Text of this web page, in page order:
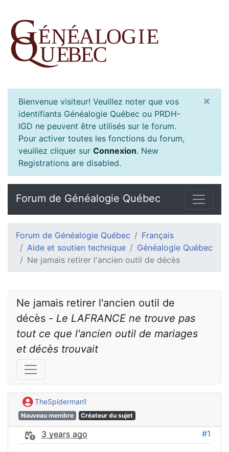
Bienvenue visiteur! Veuillez noter que vos
identifiants Généalogie Québec ou PRDH-
IGD ne peuvent être utilisés sur le forum.
Pour activer toutes les fonctions du forum,
veuillez cliquer sur Connexion. New
Registrations are disabled.
×
Forum de Généalogie Québec
Forum de Généalogie Québec
Français
Aide et soutien technique
Généalogie Québec
Ne jamais retirer l'ancien outil de décès
Ne jamais retirer l'ancien outil de
décès - Le LAFRANCE ne trouve pas
tout ce que l'ancien outil de mariages
et décès trouvait
TheSpiderman1
Nouveau membre Créateur du sujet
3 years ago #1